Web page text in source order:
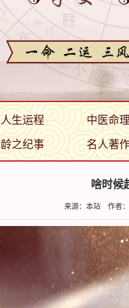
人生运程 中医命
龄之纪事 名人著
啥时候
来源：本站 作者